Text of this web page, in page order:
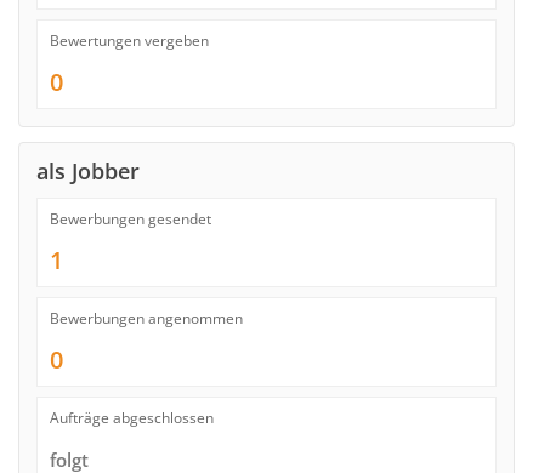
Bewertungen vergeben
0
als Jobber
Bewerbungen gesendet
1
Bewerbungen angenommen
0
Aufträge abgeschlossen
folgt